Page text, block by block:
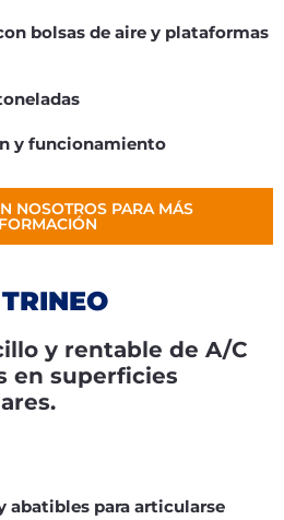
bolsas de aire y plataformas
y funcionamiento
NOSOTROS PARA MÁS
y rentable de A/C
en superficies
abatibles para articularse